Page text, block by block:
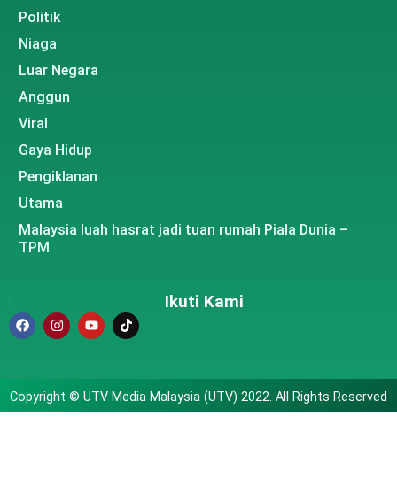
Politik
Niaga
Luar Negara
Anggun
Viral
Gaya Hidup
Pengiklanan
Utama
Malaysia luah hasrat jadi tuan rumah Piala Dunia –
TPM
Ikuti Kami
Copyright © UTV Media Malaysia (UTV) 2022. All Rights Reserved